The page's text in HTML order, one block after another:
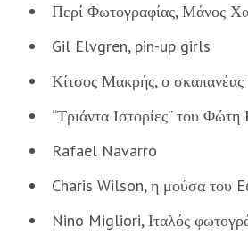
Περί Φωτογραφίας, Μάνος
Gil Elvgren, pin-up girls
Κίτσος Μακρής, ο σκαπανέας
“Τριάντα Ιστορίες” του Φώτη
Rafael Navarro
Charis Wilson, η μούσα του
Nino Migliori, Ιταλός